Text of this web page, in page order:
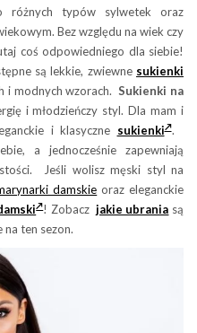
różnych typów sylwetek oraz
Bez względu na wiek czy
coś odpowiedniego dla siebie!
są lekkie, zwiewne sukienki
i modnych wzorach.Sukienki na
i młodzieńczy styl. Dla mam i
i klasyczne sukienki .
a jednocześnie zapewniają
Jeśli wolisz męski styl na
damskie oraz eleganckie
! Zobacz jakie ubrania są
ten sezon.